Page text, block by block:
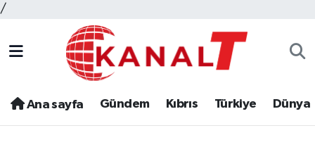
/
Ana sayfa Gündem Kıbrıs Türkiye Dünya